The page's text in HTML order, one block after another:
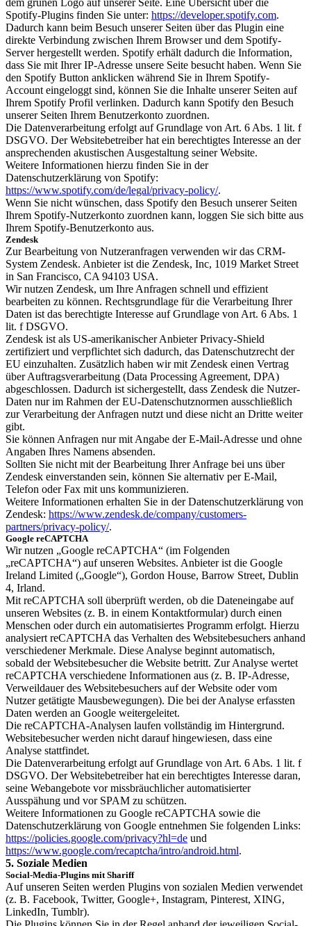
dem grünen Logo auf unserer Seite. Eine Übersicht über die
Spotify-Plugins finden Sie unter: https://developer.spotify.com.
Dadurch kann beim Besuch unserer Seiten über das Plugin eine
direkte Verbindung zwischen Ihrem Browser und dem Spotify-
Server hergestellt werden. Spotify erhält dadurch die Information,
dass Sie mit Ihrer IP-Adresse unsere Seite besucht haben. Wenn Sie
den Spotify Button anklicken während Sie in Ihrem Spotify-
Account eingeloggt sind, können Sie die Inhalte unserer Seiten auf
Ihrem Spotify Profil verlinken. Dadurch kann Spotify den Besuch
unserer Seiten Ihrem Benutzerkonto zuordnen.
Die Datenverarbeitung erfolgt auf Grundlage von Art. 6 Abs. 1 lit. f
DSGVO. Der Websitebetreiber hat ein berechtigtes Interesse an der
ansprechenden akustischen Ausgestaltung seiner Website.
Weitere Informationen hierzu finden Sie in der
Datenschutzerklärung von Spotify:
https://www.spotify.com/de/legal/privacy-policy/.
Wenn Sie nicht wünschen, dass Spotify den Besuch unserer Seiten
Ihrem Spotify-Nutzerkonto zuordnen kann, loggen Sie sich bitte aus
Ihrem Spotify-Benutzerkonto aus.
Zendesk
Zur Bearbeitung von Nutzeranfragen verwenden wir das CRM-
System Zendesk. Anbieter ist die Zendesk, Inc, 1019 Market Street
in San Francisco, CA 94103 USA.
Wir nutzen Zendesk, um Ihre Anfragen schnell und effizient
bearbeiten zu können. Rechtsgrundlage für die Verarbeitung Ihrer
Daten ist das berechtigte Interesse auf Grundlage von Art. 6 Abs. 1
lit. f DSGVO.
Zendesk ist als US-amerikanischer Anbieter Privacy-Shield
zertifiziert und verpflichtet sich dadurch, das Datenschutzrecht der
EU einzuhalten. Zusätzlich haben wir mit Zendesk einen Vertrag
über Auftragsverarbeitung (Data Processing Agreement, DPA)
abgeschlossen. Dadurch ist sichergestellt, dass Zendesk die Nutzer-
Daten nur im Rahmen der EU-Datenschutznormen ausschließlich
zur Verarbeitung der Anfragen nutzt und diese nicht an Dritte weiter
gibt.
Sie können Anfragen nur mit Angabe der E-Mail-Adresse und ohne
Angaben Ihres Namens absenden.
Sollten Sie nicht mit der Bearbeitung Ihrer Anfrage bei uns über
Zendesk einverstanden sein, können Sie alternativ per E-Mail,
Telefon oder Fax mit uns kommunizieren.
Weitere Informationen erhalten Sie in der Datenschutzerklärung von
Zendesk: https://www.zendesk.de/company/customers-
partners/privacy-policy/.
Google reCAPTCHA
Wir nutzen „Google reCAPTCHA“ (im Folgenden
„reCAPTCHA“) auf unseren Websites. Anbieter ist die Google
Ireland Limited („Google“), Gordon House, Barrow Street, Dublin
4, Irland.
Mit reCAPTCHA soll überprüft werden, ob die Dateneingabe auf
unseren Websites (z. B. in einem Kontaktformular) durch einen
Menschen oder durch ein automatisiertes Programm erfolgt. Hierzu
analysiert reCAPTCHA das Verhalten des Websitebesuchers anhand
verschiedener Merkmale. Diese Analyse beginnt automatisch,
sobald der Websitebesucher die Website betritt. Zur Analyse wertet
reCAPTCHA verschiedene Informationen aus (z. B. IP-Adresse,
Verweildauer des Websitebesuchers auf der Website oder vom
Nutzer getätigte Mausbewegungen). Die bei der Analyse erfassten
Daten werden an Google weitergeleitet.
Die reCAPTCHA-Analysen laufen vollständig im Hintergrund.
Websitebesucher werden nicht darauf hingewiesen, dass eine
Analyse stattfindet.
Die Datenverarbeitung erfolgt auf Grundlage von Art. 6 Abs. 1 lit. f
DSGVO. Der Websitebetreiber hat ein berechtigtes Interesse daran,
seine Webangebote vor missbräuchlicher automatisierter
Ausspähung und vor SPAM zu schützen.
Weitere Informationen zu Google reCAPTCHA sowie die
Datenschutzerklärung von Google entnehmen Sie folgenden Links:
https://policies.google.com/privacy?hl=de und
https://www.google.com/recaptcha/intro/android.html.
5. Soziale Medien
Social-Media-Plugins mit Shariff
Auf unseren Seiten werden Plugins von sozialen Medien verwendet
(z. B. Facebook, Twitter, Google+, Instagram, Pinterest, XING,
LinkedIn, Tumblr).